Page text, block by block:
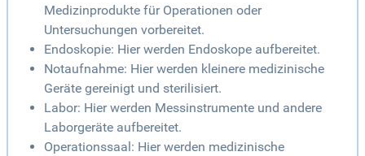
Medizinprodukte für Operationen oder
Untersuchungen vorbereitet.
Endoskopie: Hier werden Endoskope aufbereitet.
Notaufnahme: Hier werden kleinere medizinische
Geräte gereinigt und sterilisiert.
Labor: Hier werden Messinstrumente und andere
Laborgeräte aufbereitet.
Operationssaal: Hier werden medizinische